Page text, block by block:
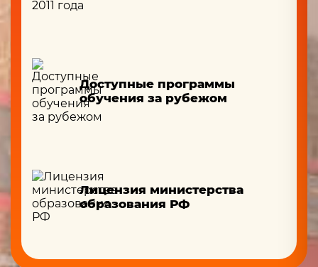
Доступные программы
обучения за рубежом
Лицензия министерства
образования РФ